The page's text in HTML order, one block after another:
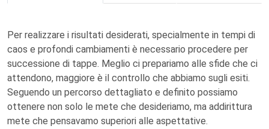
Per realizzare i risultati desiderati, specialmente in tempi di
caos e profondi cambiamenti è necessario procedere per
successione di tappe. Meglio ci prepariamo alle sfide che ci
attendono, maggiore è il controllo che abbiamo sugli esiti.
Seguendo un percorso dettagliato e definito possiamo
ottenere non solo le mete che desideriamo, ma addirittura
mete che pensavamo superiori alle aspettative.